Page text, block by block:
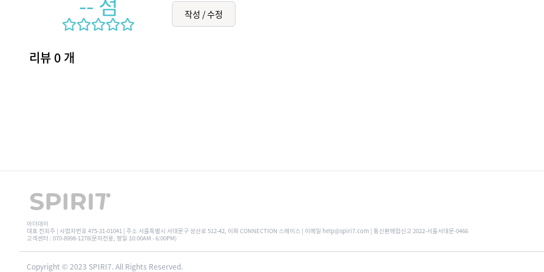
작성 / 수정
리뷰 0 개
아더데이
대표 전희주 | 사업자번호 475-31-01041 | 주소 서울특별시 서대문구 성산로 512-42, 이화 CONNECTION 스페이스 | 이메일 help@spiri7.com | 통신판매업신고 2022-서울서대문-0466
고객센터 : 070-8998-1278(문자전용, 평일 10:00AM - 6:00PM)
Copyright © 2023 SPIRI7. All Rights Reserved.